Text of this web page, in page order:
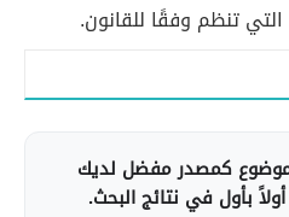
التي تنظم وفقًا للقانون.
كمصدر مفضل لديك
بأول في نتائج البحث.